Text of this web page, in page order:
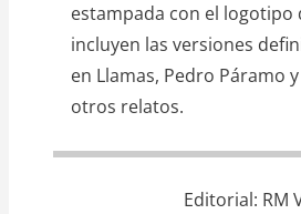
estampada con el logotipo
incluyen las versiones
en Llamas, Pedro Páramo
otros relatos.
Editorial RM